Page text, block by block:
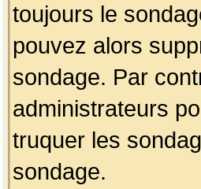
toujours le
pouvez alors
sondage. Par
administrateurs
truquer les
sondage.